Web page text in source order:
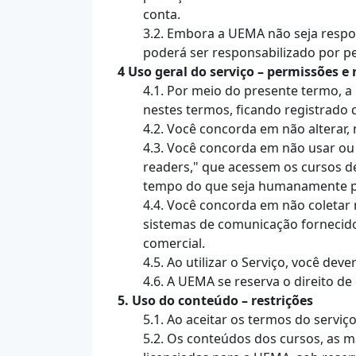
conta.
3.2. Embora a UEMA não seja
poderá ser responsabilizado por
4 Uso geral do serviço – permissões e
4.1. Por meio do presente termo,
nestes termos, ficando registrado
4.2. Você concorda em não
4.3. Você concorda em não usar
readers," que acessem os cursos
tempo do que seja humanamente
4.4. Você concorda em não
sistemas de comunicação
comercial.
4.5. Ao utilizar o Serviço, você
4.6. A UEMA se reserva o direito
5. Uso do conteúdo – restrições
5.1. Ao aceitar os termos do
5.2. Os conteúdos dos cursos, as